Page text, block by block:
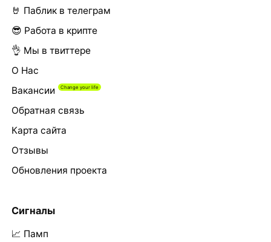
🤘 Паблик в телеграм
😎 Работа в крипте
👌 Мы в твиттере
О Нас
Вакансии
Обратная связь
Карта сайта
Отзывы
Обновления проекта
Сигналы
📈 Памп